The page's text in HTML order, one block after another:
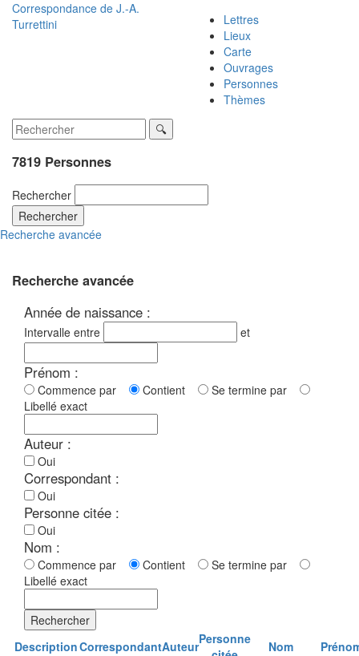
Correspondance de J.-A.
Turrettini
Lettres
Lieux
Carte
Ouvrages
Personnes
Thèmes
7819 Personnes
Rechercher
Rechercher
Recherche avancée
Recherche avancée
Année de naissance :
Intervalle entre et
Prénom :
Commence par Contient
Se termine par
Libellé exact
Auteur :
Oui
Correspondant :
Oui
Personne citée :
Oui
Nom :
Commence par Contient
Se termine par
Libellé exact
Rechercher
DescriptionCorrespondantAuteurPersonne
Nom